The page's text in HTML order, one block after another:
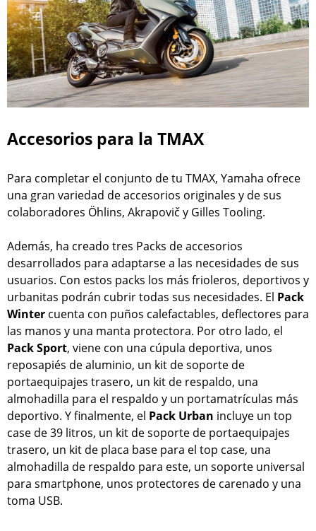
Accesorios para la TMAX
Para completar el conjunto de tu TMAX, Yamaha ofrece
una gran variedad de accesorios originales y de sus
colaboradores Öhlins, Akrapovič y Gilles Tooling.
Además, ha creado tres Packs de accesorios
desarrollados para adaptarse a las necesidades de sus
usuarios. Con estos packs los más frioleros, deportivos y
urbanitas podrán cubrir todas sus necesidades. El Pack
Winter cuenta con puños calefactables, deflectores para
las manos y una manta protectora. Por otro lado, el
Pack Sport, viene con una cúpula deportiva, unos
reposapiés de aluminio, un kit de soporte de
portaequipajes trasero, un kit de respaldo, una
almohadilla para el respaldo y un portamatrículas más
deportivo. Y finalmente, el Pack Urban incluye un top
case de 39 litros, un kit de soporte de portaequipajes
trasero, un kit de placa base para el top case, una
almohadilla de respaldo para este, un soporte universal
para smartphone, unos protectores de carenado y una
toma USB.